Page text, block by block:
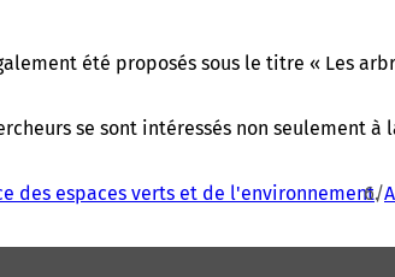
été proposés sous le titre « Les
se sont intéressés non seulement à
des espaces verts et de l'environnement